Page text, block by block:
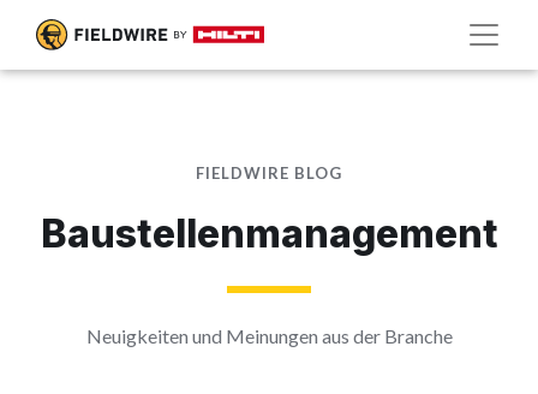
FIELDWIRE BLOG
Baustellenmanagement
Neuigkeiten und Meinungen aus der Branche